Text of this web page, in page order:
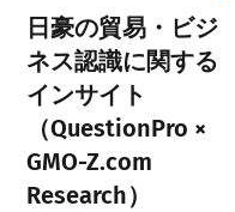
日豪の貿易・ビジ
ネス認識に関する
インサイト
（QuestionPro ×
GMO-Z.com
Research）